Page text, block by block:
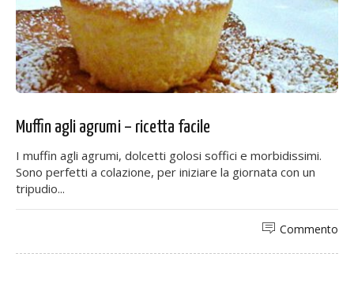
Muffin agli agrumi – ricetta facile
I muffin agli agrumi, dolcetti golosi soffici e morbidissimi.
Sono perfetti a colazione, per iniziare la giornata con un
tripudio...
Commento